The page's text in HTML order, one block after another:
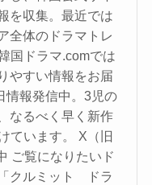
を収集。最近では
全体のドラマトレ
国ドラマ.comでは
やすい情報をお届
情報発信中。3児の
なるべく早く新作
ています。 X（旧
ご覧になりたいド
クルミット ドラ